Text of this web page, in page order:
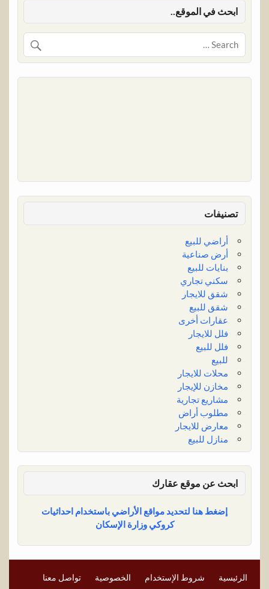
ابحث في الموقع..
تصنيفات
أراضي للبيع
أرض صناعية
بنايات للبيع
سكني تجاري
شقق للايجار
شقق للبيع
عقارات أخرى
فلل للايجار
فلل للبيع
للبيع
محلات للايجار
مخازن للإيجار
مشاريع تجارية
مطلوب أراض
معارض للايجار
منازل للبيع
ابحث عن موقع عقارك
إضغط هنا لتحديد مواقع الأراضي باستخدام احداثيات
كروكي وزارة الإسكان
الرئيسية شروط الإستخدام الخصوصية تواصل معنا